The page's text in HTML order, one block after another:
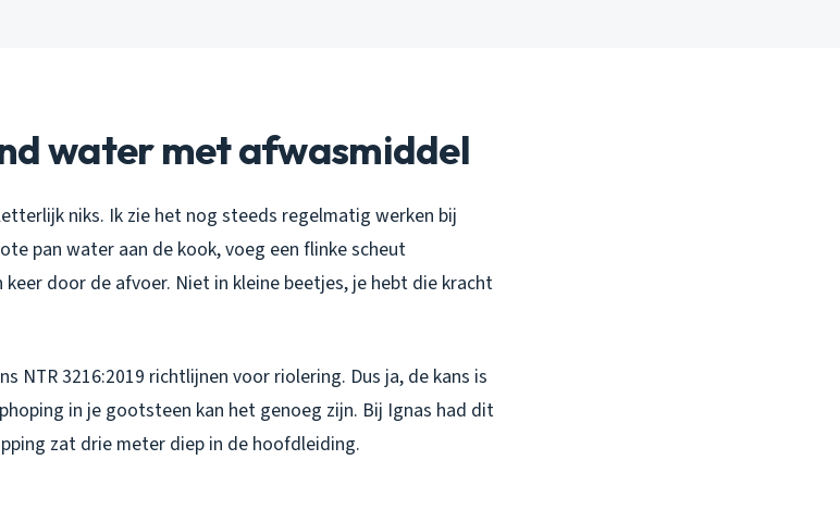
water met afwasmiddel
niks. Ik zie het nog steeds regelmatig werken bij
pan water aan de kook, voeg een flinke scheut
door de afvoer. Niet in kleine beetjes, je hebt die kracht
NTR 3216:2019 richtlijnen voor riolering. Dus ja, de kans is
in je gootsteen kan het genoeg zijn. Bij Ignas had dit
zat drie meter diep in de hoofdleiding.